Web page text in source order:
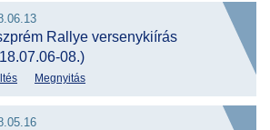
Rallye versenykiírás
08.)
Megnyitás